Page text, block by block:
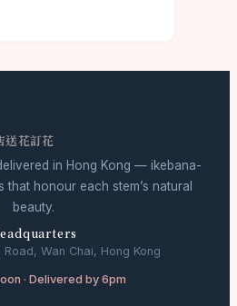
花訂花
in Hong Kong — ikebana-
that honour each stem’s natural
beauty.
Wan Chai, Hong Kong
· Delivered by 6pm